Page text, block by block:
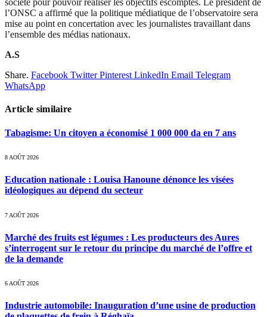
société pour pouvoir réaliser les objectifs escomptés. Le président de
l’ONSC a affirmé que la politique médiatique de l’observatoire sera
mise au point en concertation avec les journalistes travaillant dans
l’ensemble des médias nationaux.
A.S
Share. Facebook Twitter Pinterest LinkedIn Email Telegram
WhatsApp
Article similaire
Tabagisme: Un citoyen a économisé 1 000 000 da en 7 ans
8 AOÛT 2026
Education nationale : Louisa Hanoune dénonce les visées
idéologiques au dépend du secteur
7 AOÛT 2026
Marché des fruits est légumes : Les producteurs des Aures
s’interrogent sur le retour du principe du marché de l’offre et
de la demande
6 AOÛT 2026
Industrie automobile: Inauguration d’une usine de production